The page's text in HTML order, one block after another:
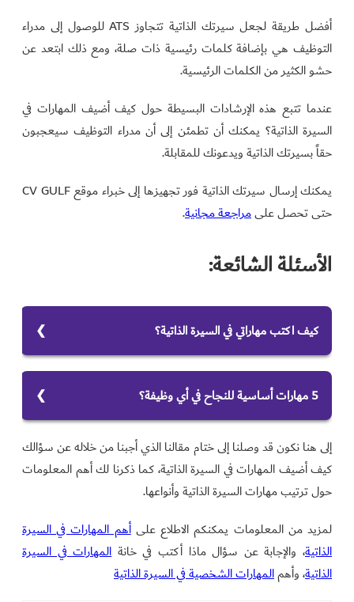
أفضل طريقة لجعل سيرتك الذاتية تتجاوز ATS للوصول إلى مدراء
التوظيف هي بإضافة كلمات رئيسية ذات صلة، ومع ذلك ابتعد عن
حشو الكثير من الكلمات الرئيسية.
عندما تتبع هذه الإرشادات البسيطة حول كيف أضيف المهارات في
السيرة الذاتية؟ يمكنك أن تطمئن إلى أن مدراء التوظيف سيعجبون
حقاً بسيرتك الذاتية ويدعونك للمقابلة.
يمكنك إرسال سيرتك الذاتية فور تجهيزها إلى خبراء موقع CV GULF
حتى تحصل علىمراجعة مجانية.
الأسئلة الشائعة:
كيف اكتب مهاراتي في السيرة الذاتية؟
1. دون كل مهاراتك.
4. تضييق المهارات وتحديدها.
5. تحقيق التوازن بين مهارات السيرة الذاتية.
6. اضافة كلمات رئيسية ذات الصلة.
5 مهارات أساسية للنجاح في أي وظيفة؟
1. التواصل الفعال.
2. العمل الجماعي.
3. القدرة على حل المشكلات.
5. التفكير النقدي والإبداعي.
إلى هنا نكون قد وصلنا إلى ختام مقالنا الذي أجبنا من خلاله عن سؤالك
كيف أضيف المهارات في السيرة الذاتية، كما ذكرنا لك أهم المعلومات
حول ترتيب مهارات السيرة الذاتية وأنواعها.
لمزيد من المعلومات يمكنكم الاطلاع علىأهم المهارات في السيرة
الذاتية، والإجابة عن سؤال ماذا أكتب في خانةالمهارات في السيرة
الذاتية، وأهمالمهارات الشخصية في السيرة الذاتية